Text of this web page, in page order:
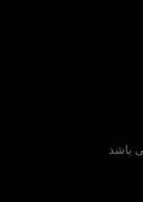
باشد